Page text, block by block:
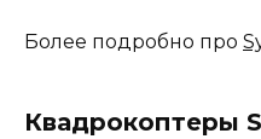
Более подробно про
Квадрокоптеры